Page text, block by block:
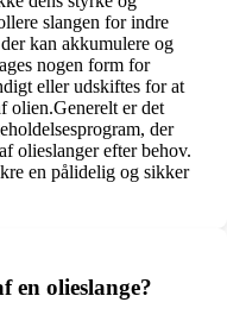
slangen for indre
kan akkumulere og
nogen form for
eller udskiftes for at
olien.Generelt er det
der
olieslanger efter behov.
en pålidelig og sikker
​​en olieslange?